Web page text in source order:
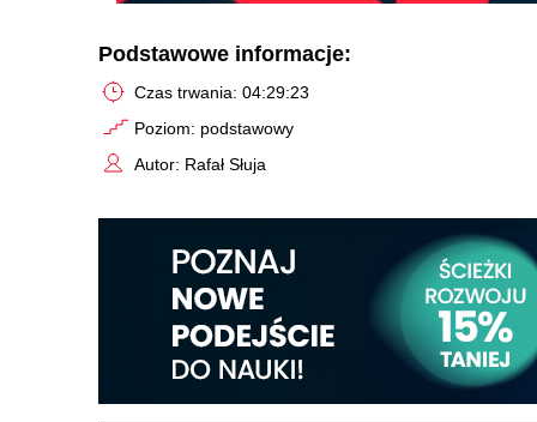
Podstawowe informacje:
Czas trwania: 04:29:23
Poziom: podstawowy
Autor: Rafał Słuja